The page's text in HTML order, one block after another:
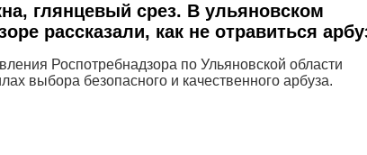
глянцевый срез. В ульяновском
рассказали, как не отравиться
Роспотребнадзора по Ульяновской области
выбора безопасного и качественного арбуза.